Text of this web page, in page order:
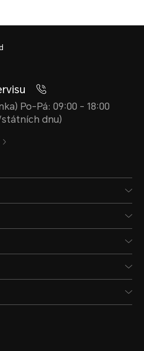
Po-Pá: 09:00 - 18:00
dnu)